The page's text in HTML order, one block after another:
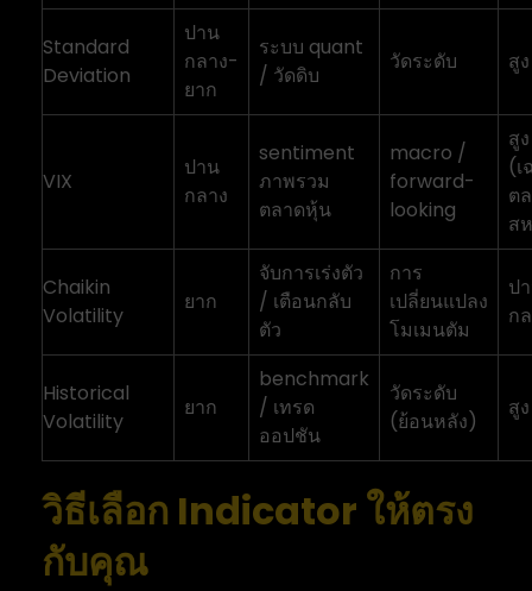
Standard
Deviation
ปาน
กลาง-
ยาก
ระบบ quant
/ วัดดิบ
วัดระดับ สูง
VIX
ปาน
กลาง
sentiment
ภาพรวม
ตลาดหุ้น
macro /
forward-
looking
สูง
(
ต
ส
Chaikin
Volatility
ยาก
จับการเร่งตัว
/ เตือนกลับ
ตัว
การ
เปลี่ยนแปลง
โมเมนตัม
ป
ก
Historical
Volatility
ยาก
benchmark
/ เทรด
ออปชัน
วัดระดับ
(ย้อนหลัง)
สูง
วิธีเลือก Indicator ให้ตรง
กับคุณ